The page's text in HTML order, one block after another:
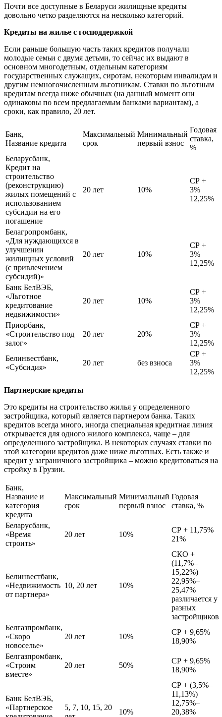
Почти все доступные в Беларуси жилищные кредиты
довольно четко разделяются на несколько категорий.
Кредиты на жилье с господдержкой
Если раньше большую часть таких кредитов получали
молодые семьи с двумя детьми, то сейчас их выдают в
основном многодетным, отдельным категориям
государственных служащих, сиротам, некоторым инвалидам и
другим немногочисленным льготникам. Ставки по льготным
кредитам всегда ниже обычных (на данный момент они
одинаковы по всем предлагаемым банками вариантам), а
сроки, как правило, 20 лет.
Банк,
Название кредита
Максимальный
срок
Минимальный
первый взнос
Годовая
ставка,
%
Беларусбанк,
Кредит на
строительство
(реконструкцию)
жилых помещений с
использованием
субсидии на его
погашение
20 лет 10%
СР +
3%
12,25%
Белагропромбанк,
«Для нуждающихся в
улучшении
жилищных условий
(с привлечением
субсидий)»
20 лет 10%
СР +
3%
12,25%
Банк БелВЭБ,
«Льготное
кредитование
недвижимости»
20 лет 10%
СР +
3%
12,25%
Приорбанк,
«Строительство под
залог»
20 лет 20%
СР +
3%
12,25%
Белинвестбанк,
«Субсидия»
20 лет без взноса
СР +
3%
12,25%
Партнерские кредиты
Это кредиты на строительство жилья у определенного
застройщика, который является партнером банка. Таких
кредитов всегда много, иногда специальная кредитная линия
открывается для одного жилого комплекса, чаще – для
определенного застройщика. В некоторых случаях ставки по
этой категории кредитов даже ниже льготных. Есть также и
кредит у заграничного застройщика – можно кредитоваться на
стройку в Грузии.
Банк,
Название и
категория
кредита
Максимальный
срок
Минимальный
первый взнос
Годовая
ставка, %
Беларусбанк,
«Время
строить»
20 лет 10%
СР + 11,75%
21%
Белинвестбанк,
«Недвижимость
от партнера»
10, 20 лет 10%
СКО +
(11,7%–
15,22%)
22,95%–
25,47%
различается у
разных
застройщиков
Белгазпромбанк,
«Скоро
новоселье»
20 лет 10%
СР + 9,65%
18,90%
Белгазпромбанк,
«Строим
вместе»
20 лет 50%
СР + 9,65%
18,90%
Банк БелВЭБ,
«Партнерское
5, 7, 10, 15, 20
10%
СР + (3,5%–
11,13%)
12,75%–
20,38%